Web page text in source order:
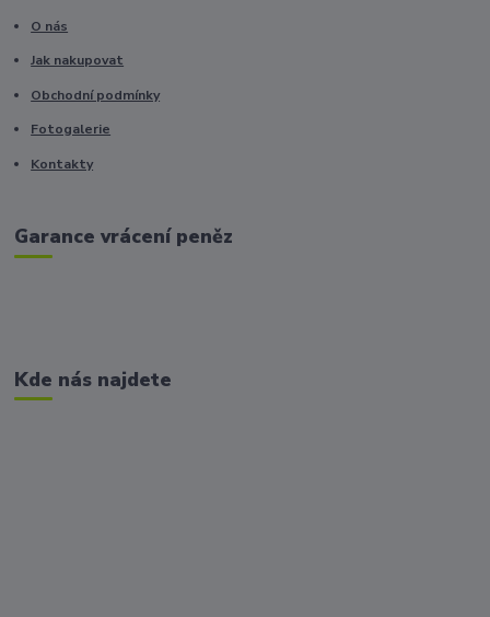
O nás
Jak nakupovat
Obchodní podmínky
Fotogalerie
Kontakty
Garance vrácení peněz
Kde nás najdete